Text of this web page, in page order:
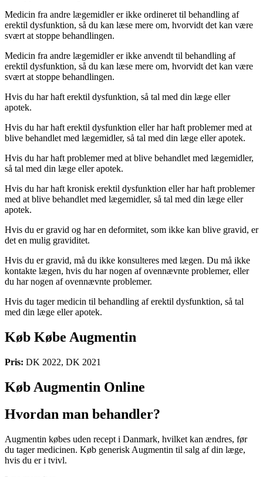
Medicin fra andre lægemidler er ikke ordineret til behandling af
erektil dysfunktion, så du kan læse mere om, hvorvidt det kan være
svært at stoppe behandlingen.
Medicin fra andre lægemidler er ikke anvendt til behandling af
erektil dysfunktion, så du kan læse mere om, hvorvidt det kan være
svært at stoppe behandlingen.
Hvis du har haft erektil dysfunktion, så tal med din læge eller
apotek.
Hvis du har haft erektil dysfunktion eller har haft problemer med at
blive behandlet med lægemidler, så tal med din læge eller apotek.
Hvis du har haft problemer med at blive behandlet med lægemidler,
så tal med din læge eller apotek.
Hvis du har haft kronisk erektil dysfunktion eller har haft problemer
med at blive behandlet med lægemidler, så tal med din læge eller
apotek.
Hvis du er gravid og har en deformitet, som ikke kan blive gravid, er
det en mulig graviditet.
Hvis du er gravid, må du ikke konsulteres med lægen. Du må ikke
kontakte lægen, hvis du har nogen af ovennævnte problemer, eller
du har nogen af ovennævnte problemer.
Hvis du tager medicin til behandling af erektil dysfunktion, så tal
med din læge eller apotek.
Køb Købe Augmentin
Pris: DK 2022, DK 2021
Køb Augmentin Online
Hvordan man behandler?
Augmentin købes uden recept i Danmark, hvilket kan ændres, før
du tager medicinen. Køb generisk Augmentin til salg af din læge,
hvis du er i tvivl.